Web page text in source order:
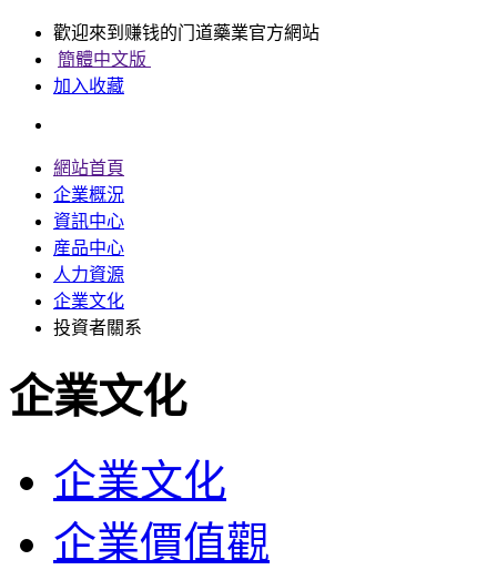
歡迎來到赚钱的门道藥業官方網站
簡體中文版
加入收藏
網站首頁
企業概況
資訊中心
産品中心
人力資源
企業文化
投資者關系
企業文化
企業文化
企業價值觀